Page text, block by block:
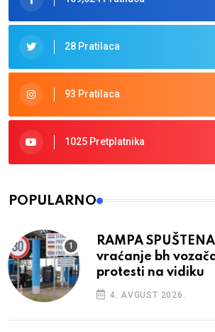
28 Pratilaca
93 Pratilaca
1025 Pretplatnika
POPULARNO
RAMPA
vraćanje bh
protesti na vidiku
4. AVGUST 2026.